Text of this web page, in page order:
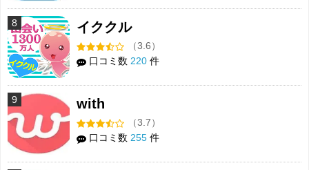
8 イククル
（3.6）
口コミ数 220 件
9 with
（3.7）
口コミ数 255 件